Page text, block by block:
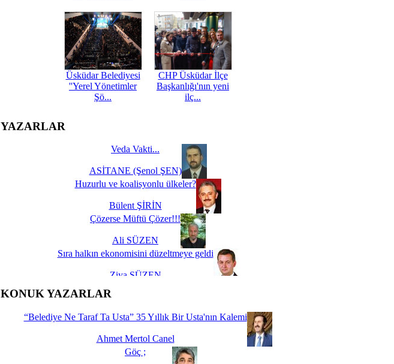
Üsküdar Belediyesi
''Yerel Yönetimler
Şö...
CHP Üsküdar İlçe
Başkanlığı'nın yeni
ilç...
YAZARLAR
Veda Vakti...
ASİTANE (Şenol ŞEN)
Huzurlu ve koalisyonlu ülkeler?
Bülent ŞİRİN
Çözerse Müftü Çözer!!!
Ali SÜZEN
Sıra halkın ekonomisini düzeltmeye geldi
Ziya SÜZEN
İşte Biz buyuz...
KONUK YAZARLAR
“Belediye Ne Taraf Ta Usta” 35 Yıllık Bir Usta'nın Kalemi
Ahmet Mertol Canel
Göç ;